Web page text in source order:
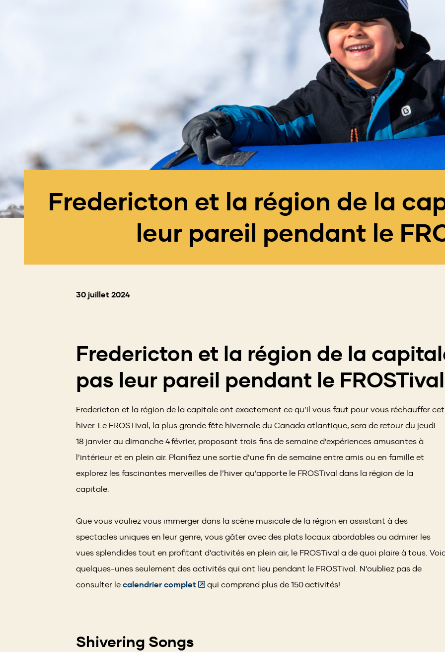
Fredericton et la région de la
leur pareil pendant le
30 juillet 2024
Fredericton et la région de la
pas leur pareil pendant le
Fredericton et la région de la capitale ont exactement ce qu’il vous faut pour vous réchauffer cet
hiver. Le FROSTival, la plus grande fête hivernale du Canada atlantique, sera de retour du jeudi
18 janvier au dimanche 4 février, proposant trois fins de semaine d’expériences amusantes à
l’intérieur et en plein air. Planifiez une sortie d’une fin de semaine entre amis ou en famille et
explorez les fascinantes merveilles de l’hiver qu’apporte le FROSTival dans la région de la
capitale.
Que vous vouliez vous immerger dans la scène musicale de la région en assistant à des
spectacles uniques en leur genre, vous gâter avec des plats locaux abordables ou admirer les
vues splendides tout en profitant d’activités en plein air, le FROSTival a de quoi plaire à tous.
quelques-unes seulement des activités qui ont lieu pendant le FROSTival. N’oubliez pas de
consulter le calendrier complet (Opens
qui comprend plus de 150 activités!
Shivering Songs